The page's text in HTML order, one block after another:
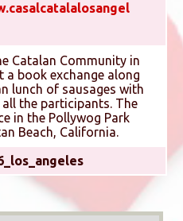
Catalan Community in
book exchange along
lunch of sausages with
the participants. The
in the Pollywog Park
Beach, California.